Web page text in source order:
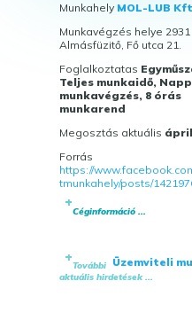
Munkahely MOL-LUB
Munkavégzés helye 2931
Almásfüzitő, Fő utca 21.
Foglalkoztatas
Teljes munkaidő,
munkavégzés, 8 órás
munkarend
Megosztás aktuális
Forrás
https://
tmunkahely/posts/
Céginformáció ...
További Üzemviteli
aktuális hirdetések ...